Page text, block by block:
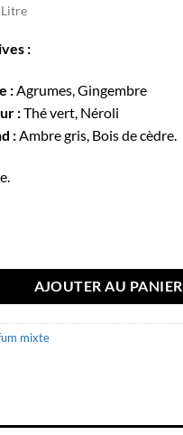
:
:Agrumes, Gingembre
:Thé vert, Néroli
:Ambre gris, Bois de cèdre.
AJOUTER AU PANIER
mixte